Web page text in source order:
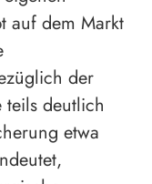
auf dem Markt
der
teils deutlich
etwa